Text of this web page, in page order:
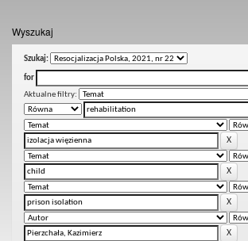
Wyszukaj
Szukaj:
for
Aktualne filtry: